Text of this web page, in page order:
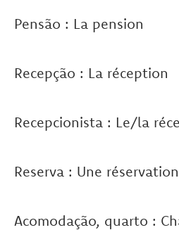
Pensão : La pension
Recepção : La réception
Recepcionista : Le/la
Reserva : Une réservation
Acomodação, quarto :